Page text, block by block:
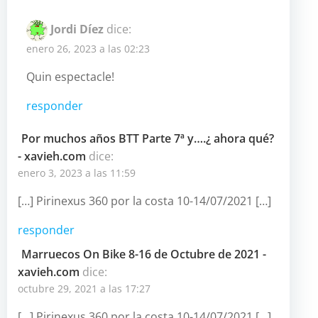
Por muchos años BTT Parte 7ª y….¿ ahora qué?
- xavieh.comdice:
enero 3, 2023 a las 11:59
[…] Pirinexus 360 por la costa 10-14/07/2021 […]
responder
Marruecos On Bike 8-16 de Octubre de 2021 -
xavieh.com dice:
Deja un comentario